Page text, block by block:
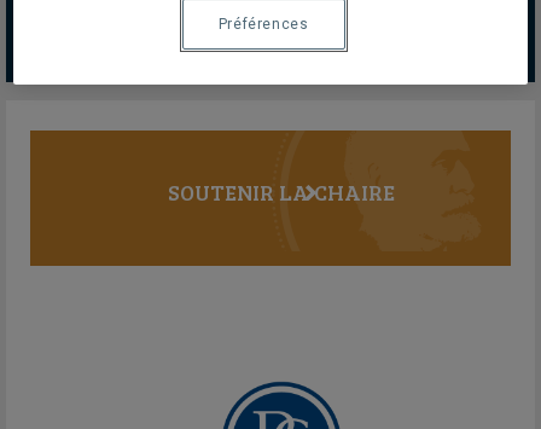
PARTENAIRES MAJEURS
Tous les partenaires
SOUTENIR LA CHAIRE
Préférences